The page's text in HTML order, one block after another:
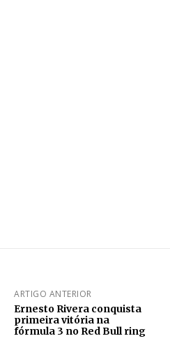
ARTIGO ANTERIOR
Ernesto Rivera conquista
primeira vitória na
fórmula 3 no Red Bull ring